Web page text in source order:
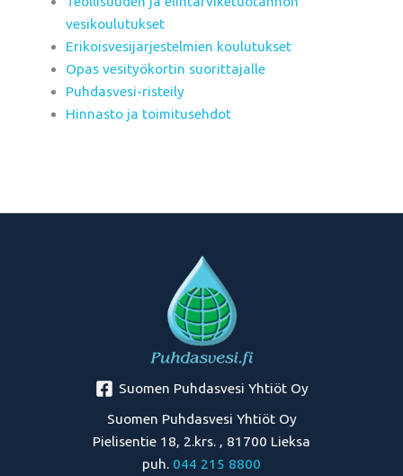
vesikoulutukset
Erikoisvesijärjestelmien koulutukset
Opas vesityökortin suorittajalle
Puhdasvesi-risteily
Hinnasto ja toimitusehdot
Suomen Puhdasvesi Yhtiöt Oy
Suomen Puhdasvesi Yhtiöt Oy
Pielisentie 18, 2.krs. , 81700 Lieksa
puh. 044 215 8800